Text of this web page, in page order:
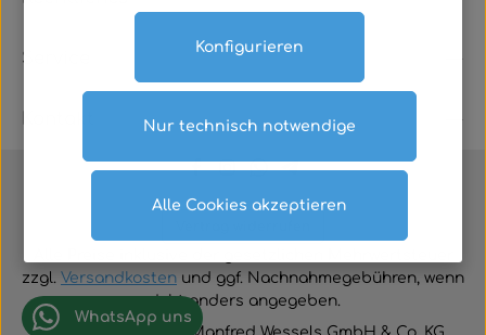
Service
zzgl. Versandkosten und ggf. Nachnahmegebühren, wenn
nicht anders angegeben.
WhatsApp uns
Nur technisch notwendige
Konfigurieren
Alle Cookies akzeptieren